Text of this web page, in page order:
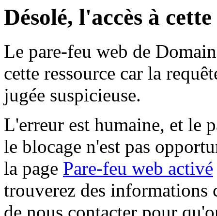
Désolé, l'accès à
Le pare-feu web de
cette ressource car la
jugée suspicieuse.
L'erreur est humaine, et le
le blocage n'est pas
la page Pare-feu web activé
trouverez des informations